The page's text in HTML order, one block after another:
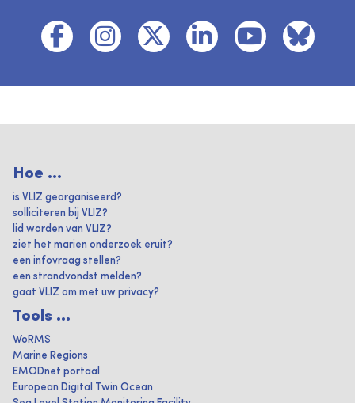
Hoe ...
is VLIZ georganiseerd?
solliciteren bij VLIZ?
lid worden van VLIZ?
ziet het marien onderzoek eruit?
een infovraag stellen?
een strandvondst melden?
gaat VLIZ om met uw privacy?
Tools ...
WoRMS
Marine Regions
EMODnet portaal
European Digital Twin Ocean